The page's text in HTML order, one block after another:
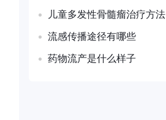
儿童多发性骨髓瘤治疗方法
流感传播途径有哪些
药物流产是什么样子